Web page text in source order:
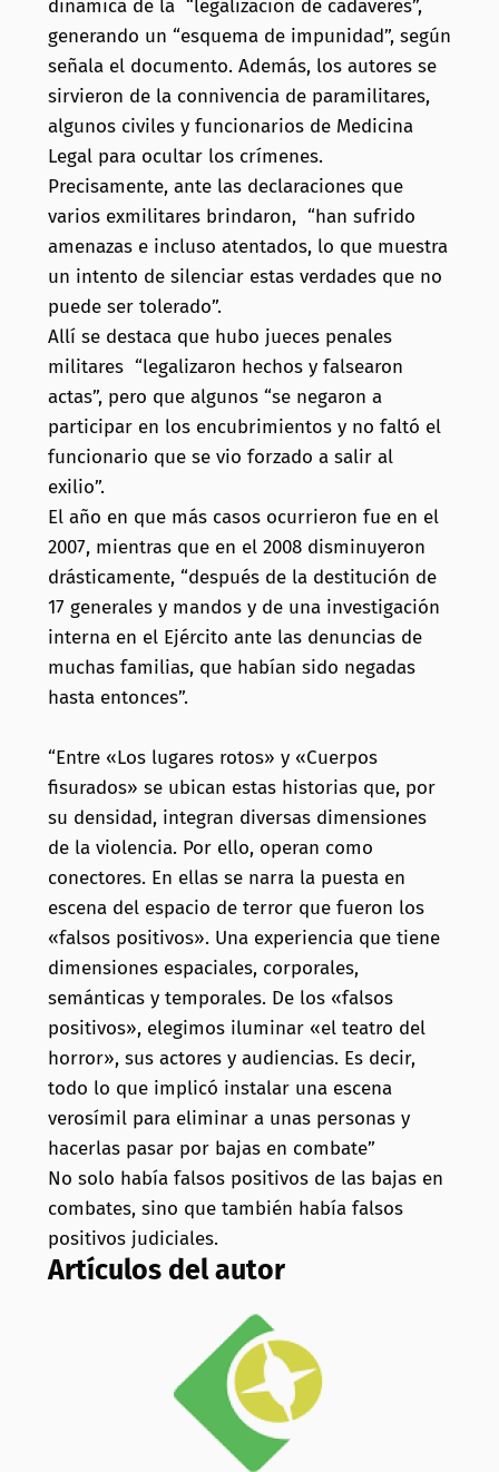
dinámica de la “legalización de cadáveres”,
generando un “esquema de impunidad”, según
señala el documento. Además, los autores se
sirvieron de la connivencia de paramilitares,
algunos civiles y funcionarios de Medicina
Legal para ocultar los crímenes.
Precisamente, ante las declaraciones que
varios exmilitares brindaron, “han sufrido
amenazas e incluso atentados, lo que muestra
un intento de silenciar estas verdades que no
puede ser tolerado”.
Allí se destaca que hubo jueces penales
militares “legalizaron hechos y falsearon
actas”, pero que algunos “se negaron a
participar en los encubrimientos y no faltó el
funcionario que se vio forzado a salir al
exilio”.
El año en que más casos ocurrieron fue en el
2007, mientras que en el 2008 disminuyeron
drásticamente, “después de la destitución de
17 generales y mandos y de una investigación
interna en el Ejército ante las denuncias de
muchas familias, que habían sido negadas
hasta entonces”.
“Entre «Los lugares rotos» y «Cuerpos
fisurados» se ubican estas historias que, por
su densidad, integran diversas dimensiones
de la violencia. Por ello, operan como
conectores. En ellas se narra la puesta en
escena del espacio de terror que fueron los
«falsos positivos». Una experiencia que tiene
dimensiones espaciales, corporales,
semánticas y temporales. De los «falsos
positivos», elegimos iluminar «el teatro del
horror», sus actores y audiencias. Es decir,
todo lo que implicó instalar una escena
verosímil para eliminar a unas personas y
hacerlas pasar por bajas en combate”
No solo había falsos positivos de las bajas en
combates, sino que también había falsos
positivos judiciales.
Artículos del autor